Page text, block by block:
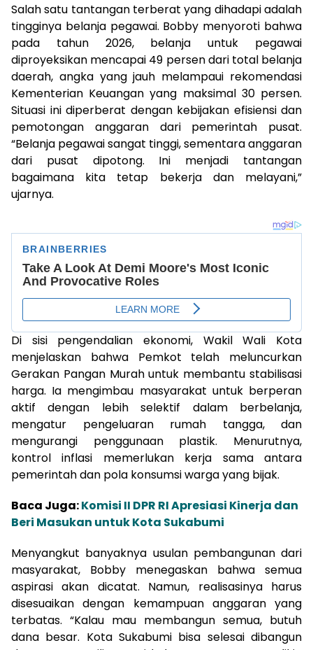
Salah satu tantangan terberat yang dihadapi adalah
tingginya belanja pegawai. Bobby menyoroti bahwa
pada tahun 2026, belanja untuk pegawai
diproyeksikan mencapai 49 persen dari total belanja
daerah, angka yang jauh melampaui rekomendasi
Kementerian Keuangan yang maksimal 30 persen.
Situasi ini diperberat dengan kebijakan efisiensi dan
pemotongan anggaran dari pemerintah pusat.
“Belanja pegawai sangat tinggi, sementara anggaran
dari pusat dipotong. Ini menjadi tantangan
bagaimana kita tetap bekerja dan melayani,”
ujarnya.
Di sisi pengendalian ekonomi, Wakil Wali Kota
menjelaskan bahwa Pemkot telah meluncurkan
Gerakan Pangan Murah untuk membantu stabilisasi
harga. Ia mengimbau masyarakat untuk berperan
aktif dengan lebih selektif dalam berbelanja,
mengatur pengeluaran rumah tangga, dan
mengurangi penggunaan plastik. Menurutnya,
kontrol inflasi memerlukan kerja sama antara
pemerintah dan pola konsumsi warga yang bijak.
Baca Juga:Komisi II DPR RI Apresiasi Kinerja dan
Beri Masukan untuk Kota Sukabumi
Menyangkut banyaknya usulan pembangunan dari
masyarakat, Bobby menegaskan bahwa semua
aspirasi akan dicatat. Namun, realisasinya harus
disesuaikan dengan kemampuan anggaran yang
terbatas. “Kalau mau membangun semua, butuh
dana besar. Kota Sukabumi bisa selesai dibangun